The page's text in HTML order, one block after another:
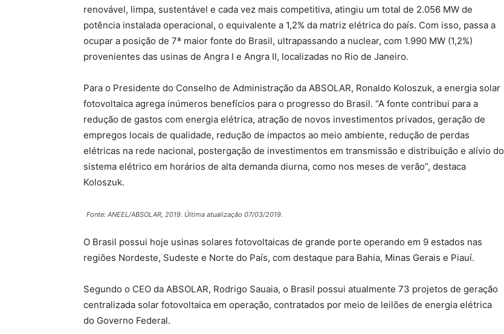
renovável, limpa, sustentável e cada vez mais competitiva, atingiu um total de 2.056 MW de
potência instalada operacional, o equivalente a 1,2% da matriz elétrica do país. Com isso, passa a
ocupar a posição de 7ª maior fonte do Brasil, ultrapassando a nuclear, com 1.990 MW (1,2%)
provenientes das usinas de Angra I e Angra II, localizadas no Rio de Janeiro.
Para o Presidente do Conselho de Administração da ABSOLAR, Ronaldo Koloszuk, a energia solar
fotovoltaica agrega inúmeros benefícios para o progresso do Brasil. “A fonte contribui para a
redução de gastos com energia elétrica, atração de novos investimentos privados, geração de
empregos locais de qualidade, redução de impactos ao meio ambiente, redução de perdas
elétricas na rede nacional, postergação de investimentos em transmissão e distribuição e alívio do
sistema elétrico em horários de alta demanda diurna, como nos meses de verão”, destaca
Koloszuk.
Fonte: ANEEL/ABSOLAR, 2019. Última atualização 07/03/2019.
O Brasil possui hoje usinas solares fotovoltaicas de grande porte operando em 9 estados nas
regiões Nordeste, Sudeste e Norte do País, com destaque para Bahia, Minas Gerais e Piauí.
Segundo o CEO da ABSOLAR, Rodrigo Sauaia, o Brasil possui atualmente 73 projetos de geração
centralizada solar fotovoltaica em operação, contratados por meio de leilões de energia elétrica
do Governo Federal.